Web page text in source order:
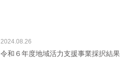
2024.08.26
令和６年度地域活力支援事業採択結果